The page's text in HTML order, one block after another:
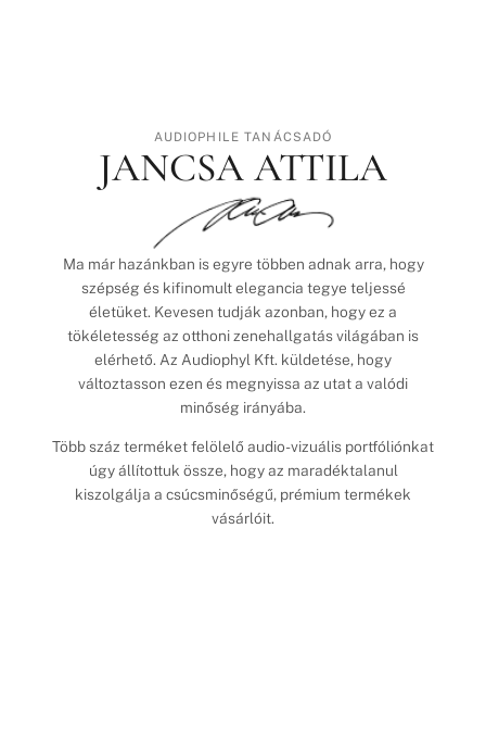
AUDIOPHILE TANÁCSADÓ
JANCSA ATTILA
Ma már hazánkban is egyre többen adnak arra, hogy
szépség és kifinomult elegancia tegye teljessé
életüket. Kevesen tudják azonban, hogy ez a
tökéletesség az otthoni zenehallgatás világában is
elérhető. Az Audiophyl Kft. küldetése, hogy
változtasson ezen és megnyissa az utat a valódi
minőség irányába.
Több száz terméket felölelő audio-vizuális portfóliónkat
úgy állítottuk össze, hogy az maradéktalanul
kiszolgálja a csúcsminőségű, prémium termékek
vásárlóit.